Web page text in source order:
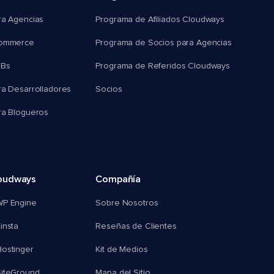
Agencias
Desarrolladores
Blogueros
Programa de Afiliados Cloudways
Programa de Socios para Agencias
Programa de Referidos Cloudways
Socios
Engine
Compañía
Sobre Nosotros
Reseñas de Clientes
Kit de Medios